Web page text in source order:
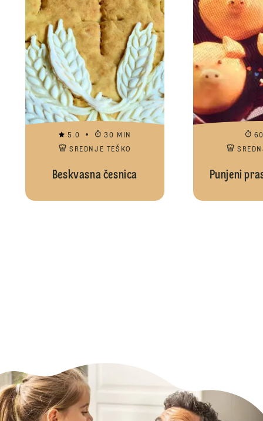
5.0
30 MIN
SREDNJE TEŠKO
Beskvasna česnica Punjeni